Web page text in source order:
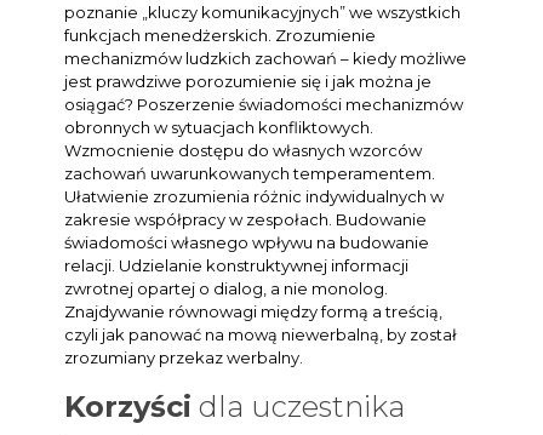
poznanie „kluczy komunikacyjnych” we wszystkich
funkcjach menedżerskich. Zrozumienie
mechanizmów ludzkich zachowań – kiedy możliwe
jest prawdziwe porozumienie się i jak można je
osiągać? Poszerzenie świadomości mechanizmów
obronnych w sytuacjach konfliktowych.
Wzmocnienie dostępu do własnych wzorców
zachowań uwarunkowanych temperamentem.
Ułatwienie zrozumienia różnic indywidualnych w
zakresie współpracy w zespołach. Budowanie
świadomości własnego wpływu na budowanie
relacji. Udzielanie konstruktywnej informacji
zwrotnej opartej o dialog, a nie monolog.
Znajdywanie równowagi między formą a treścią,
czyli jak panować na mową niewerbalną, by został
zrozumiany przekaz werbalny.
Korzyści dla uczestnika